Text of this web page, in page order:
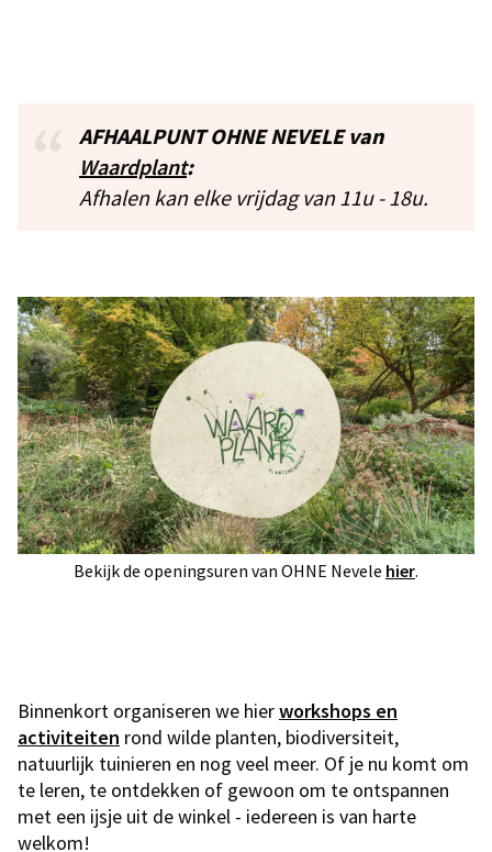
AFHAALPUNT OHNE NEVELE van
Waardplant:
Afhalen kan elke vrijdag van 11u - 18u.
Bekijk de openingsuren van OHNE Nevele hier.
Binnenkort organiseren we hierworkshops en
activiteiten rond wilde planten, biodiversiteit,
natuurlijk tuinieren en nog veel meer. Of je nu komt om
te leren, te ontdekken of gewoon om te ontspannen
met een ijsje uit de winkel - iedereen is van harte
welkom!